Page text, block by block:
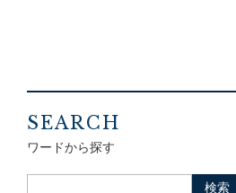
SEARCH
ワードから探す